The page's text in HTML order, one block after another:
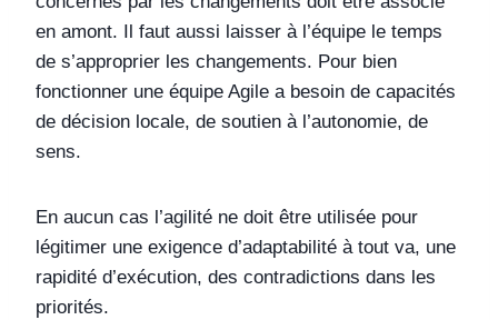
en amont. Il faut aussi laisser à l’équipe le temps
de s’approprier les changements. Pour bien
fonctionner une équipe Agile a besoin de capacités
de décision locale, de soutien à l’autonomie, de
sens.
En aucun cas l’agilité ne doit être utilisée pour
légitimer une exigence d’adaptabilité à tout va, une
rapidité d’exécution, des contradictions dans les
priorités.